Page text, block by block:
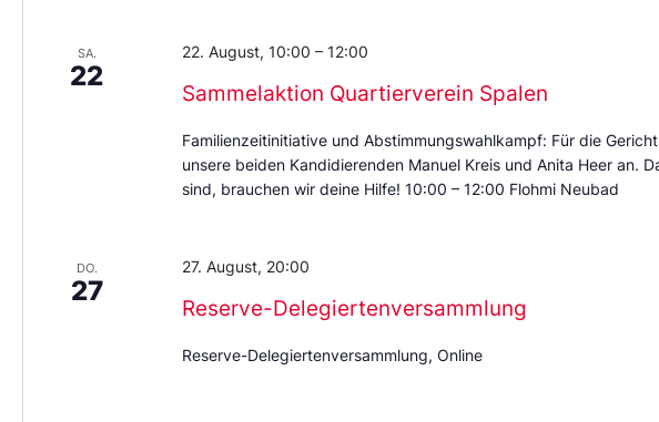
SA.
22
Sammelaktion Quartierverein Spalen
22. August, 10:00 – 12:00
Familienzeitinitiative und Abstimmungswahlkampf: Für die
unsere beiden Kandidierenden Manuel Kreis und Anita Heer an.
sind, brauchen wir deine Hilfe! 10:00 – 12:00 Flohmi Neubad
DO.
27
Reserve-Delegiertenversammlung
27. August, 20:00
Reserve-Delegiertenversammlung, Online